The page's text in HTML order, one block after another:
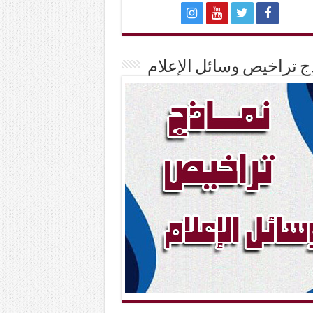
تراخيص وسائل الإعلام